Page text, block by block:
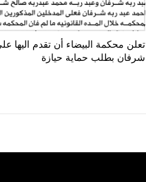
تعلن محكمة البيضاء أن تقدم اليها
شرفان بطلب حماية حيازة